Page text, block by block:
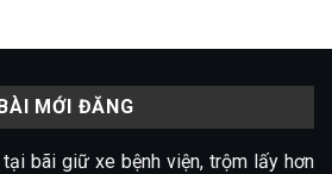
MỚI ĐĂNG
bãi giữ xe bệnh viện, trộm lấy hơn